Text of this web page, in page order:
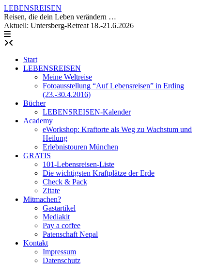
Skip
to
content
LEBENSREISEN
Reisen, die dein Leben verändern …
Aktuell: Untersberg-Retreat 18.-21.6.2026
Start
LEBENSREISEN
Meine Weltreise
Fotoausstellung “Auf Lebensreisen” in Erding
(23.-30.4.2016)
Bücher
LEBENSREISEN-Kalender
Academy
eWorkshop: Kraftorte als Weg zu Wachstum und
Heilung
Erlebnistouren München
GRATIS
101-Lebensreisen-Liste
Die wichtigsten Kraftplätze der Erde
Check & Pack
Zitate
Mitmachen?
Gastartikel
Mediakit
Pay a coffee
Patenschaft Nepal
Kontakt
Impressum
Datenschutz